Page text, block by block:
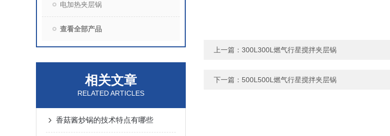
电加热夹层锅
查看全部产品
相关文章
RELATED ARTICLES
香菇酱炒锅的技术特点有哪些
上一篇： 300L300L燃气行星搅拌夹层锅
下一篇： 500L500L燃气行星搅拌夹层锅